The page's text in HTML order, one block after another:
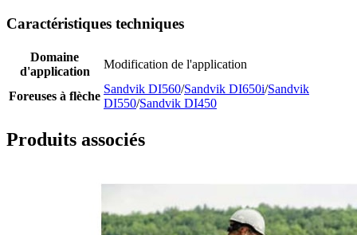
Caractéristiques techniques
Domaine
d'application
Modification de l'application
Foreuses à flèche
Sandvik DI560/Sandvik DI650i/Sandvik
DI550/Sandvik DI450
Produits associés